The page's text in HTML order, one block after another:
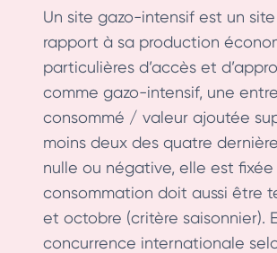
Un site gazo-intensif est un
rapport à sa production
particulières d’accès et
comme gazo-intensif, une
consommé / valeur ajoutée
moins deux des quatre
nulle ou négative, elle est
consommation doit aussi être
et octobre (critère saisonnier).
concurrence internationale